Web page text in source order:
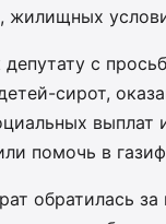
жилищных
с
сирот,
выплат
помочь в
обратилась